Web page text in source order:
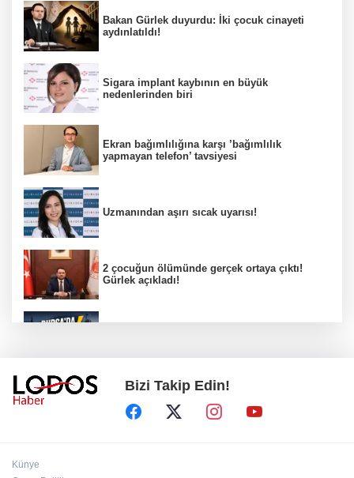
Bakan Gürlek duyurdu: İki çocuk cinayeti
aydınlatıldı!
Sigara implant kaybının en büyük
nedenlerinden biri
Ekran bağımlılığına karşı ’bağımlılık
yapmayan telefon’ tavsiyesi
Uzmanından aşırı sıcak uyarısı!
2 çocuğun ölümünde gerçek ortaya çıktı!
Gürlek açıkladı!
Bursa'da Perseid meteor yağmuru heyecanı:
Işıklar sönecek!
Bizi Takip Edin!
Künye